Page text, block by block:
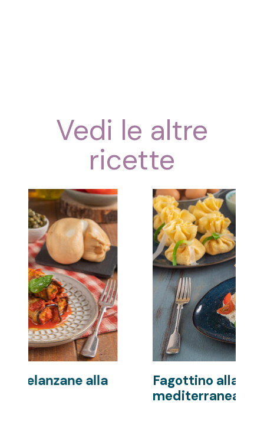
Vedi le altre
ricette
Fagottino alla